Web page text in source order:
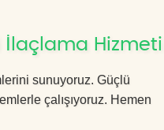
İlaçlama Hizmeti
sunuyoruz. Güçlü
çalışıyoruz. Hemen